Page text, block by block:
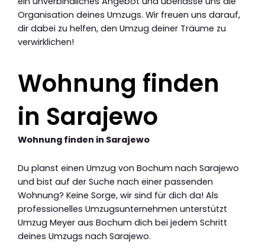
Organisation deines Umzugs. Wir freuen uns darauf,
dir dabei zu helfen, den Umzug deiner Träume zu
verwirklichen!
Wohnung finden
in Sarajewo
Wohnung finden in Sarajewo
Du planst einen Umzug von Bochum nach Sarajewo
und bist auf der Suche nach einer passenden
Wohnung? Keine Sorge, wir sind für dich da! Als
professionelles Umzugsunternehmen unterstützt
Umzug Meyer aus Bochum dich bei jedem Schritt
deines Umzugs nach Sarajewo.